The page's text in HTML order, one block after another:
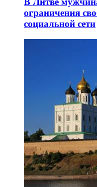
ограничения
социальной сети